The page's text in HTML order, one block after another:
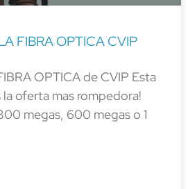
FIBRA OPTICA CVIP
OPTICA de CVIP Esta
oferta mas rompedora!
megas, 600 megas o 1